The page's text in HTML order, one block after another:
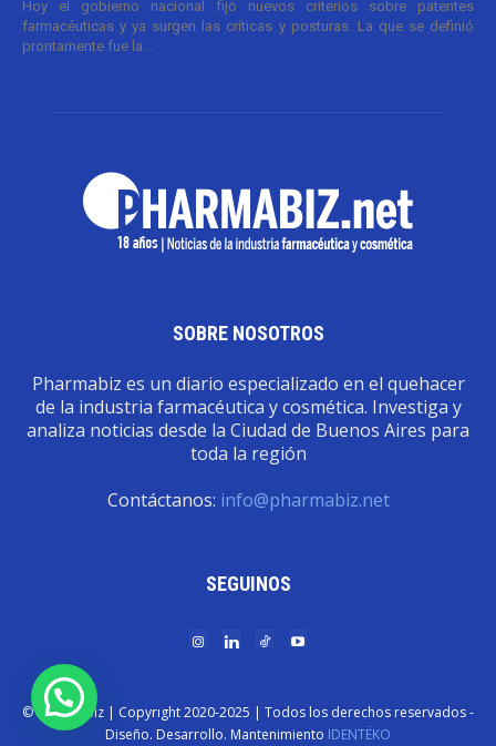
Hoy el gobierno nacional fijó nuevos criterios sobre patentes
farmacéuticas y ya surgen las críticas y posturas. La que se definió
prontamente fue la...
SOBRE NOSOTROS
Pharmabiz es un diario especializado en el quehacer
de la industria farmacéutica y cosmética. Investiga y
analiza noticias desde la Ciudad de Buenos Aires para
toda la región
Contáctanos: info@pharmabiz.net
SEGUINOS
© Pharmabiz | Copyrıght 2020-2025 | Todos los derechos reservados -
Diseño. Desarrollo. Mantenimiento IDENTËKO